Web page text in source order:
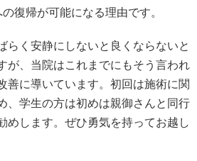
復帰が可能になる理由です。
らく安静にしないと良くならないと
が、当院はこれまでにもそう言われ
善に導いています。初回は施術に関
、学生の方は初めは親御さんと同行
めします。ぜひ勇気を持ってお越し